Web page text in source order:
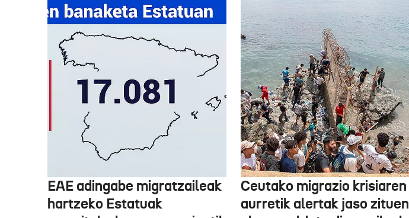
EAE adingabe migratzaileak
hartzeko Estatuak
Ceutako migrazio krisiaren
aurretik alertak jaso zituen